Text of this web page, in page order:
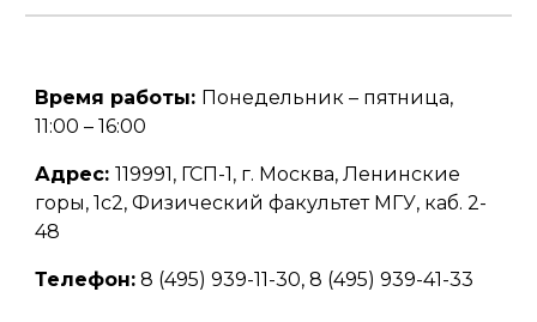
Время работы: Понедельник – пятница,
11:00 – 16:00
Адрес:119991, ГСП-1, г. Москва, Ленинские
горы, 1с2, Физический факультет МГУ, каб. 2-
48
Телефон: 8 (495) 939-11-30, 8 (495) 939-41-33